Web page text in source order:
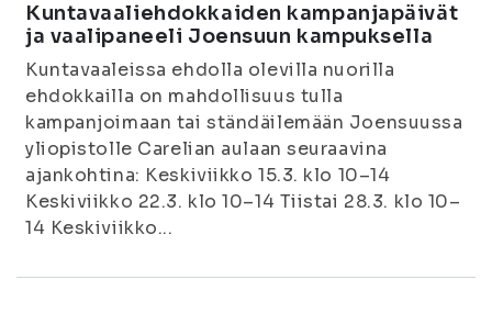
Kuntavaaliehdokkaiden kampanjapäivät
ja vaalipaneeli Joensuun kampuksella
Kuntavaaleissa ehdolla olevilla nuorilla
ehdokkailla on mahdollisuus tulla
kampanjoimaan tai ständäilemään Joensuussa
yliopistolle Carelian aulaan seuraavina
ajankohtina: Keskiviikko 15.3. klo 10–14
Keskiviikko 22.3. klo 10–14 Tiistai 28.3. klo 10–
14 Keskiviikko...